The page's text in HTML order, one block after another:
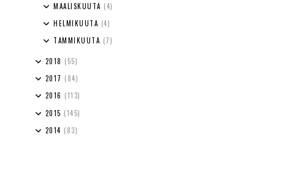
MAALISKUUTA (4)
HELMIKUUTA (4)
TAMMIKUUTA (7)
2018 (55)
2017 (84)
2016 (113)
2015 (145)
2014 (83)